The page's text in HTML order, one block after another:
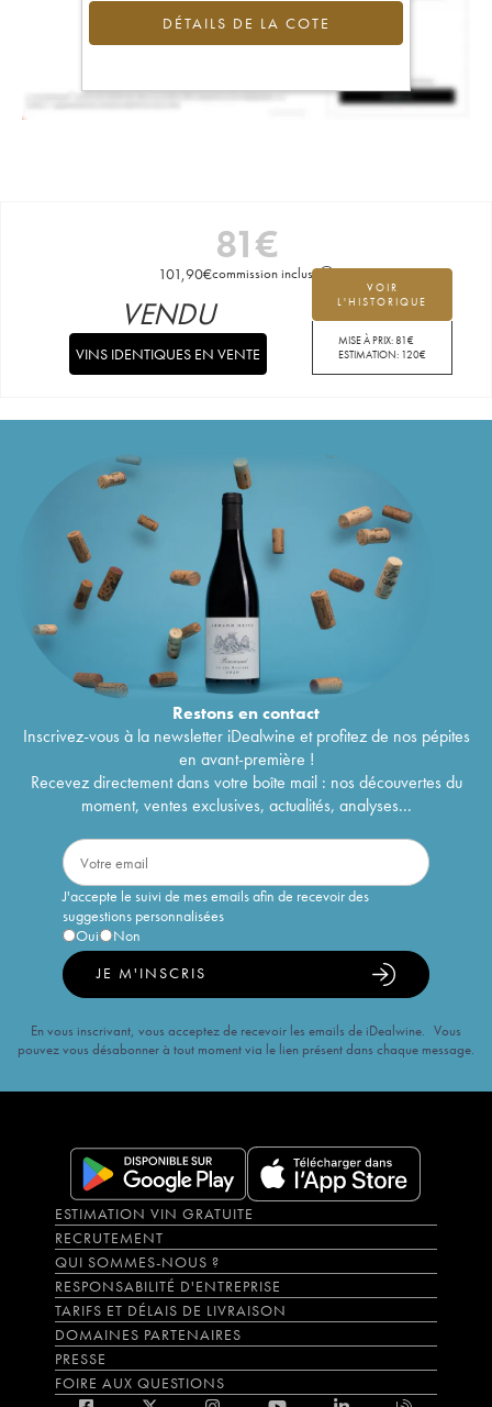
DÉTAILS DE LA COTE
81€
101,90€commission incluse
VOIR
L'HISTORIQUE
MISE À PRIX:81€
ESTIMATION: 120€
VENDU
VINS IDENTIQUES EN VENTE
Restons encontact
Inscrivez-vous à la newsletter iDealwine et profitez de nos pépites
en avant-première !
Recevez directement dans votre boîte mail : nos découvertes du
moment, ventes exclusives, actualités, analyses...
J'accepte le suivi de mes emails afin de recevoir des
suggestions personnalisées
Oui
Non
JE M'INSCRIS
En vous inscrivant, vous acceptez de recevoir les emails de iDealwine. Vous
pouvez vous désabonner à tout moment via le lien présent dans chaque message.
ESTIMATION VIN GRATUITE
RECRUTEMENT
QUI SOMMES-NOUS ?
RESPONSABILITÉ D'ENTREPRISE
TARIFS ET DÉLAIS DE LIVRAISON
DOMAINES PARTENAIRES
PRESSE
FOIRE AUX QUESTIONS